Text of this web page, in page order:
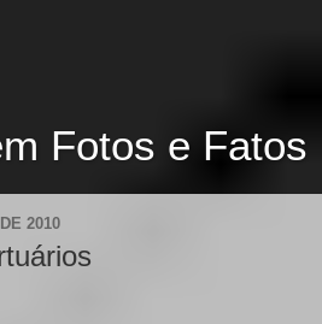
Fotos e Fatos
2010